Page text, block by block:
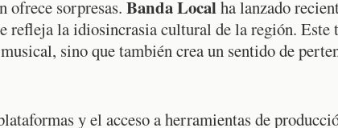
ofrece sorpresas. Banda Localha lanzado
refleja la idiosincrasia cultural de la región. Este
sino que también crea un sentido de
y el acceso a herramientas de